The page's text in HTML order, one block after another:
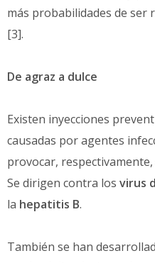
más probabilidades de ser
[3].
De agraz a dulce
Existen inyecciones
causadas por agentes
provocar,
Se dirigen contra los virus
la hepatitis B.
También se han